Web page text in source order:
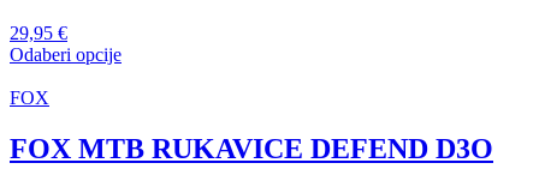
29,95 €
Odaberi opcije
proizvod
više
varijanti.
FOX
FOX MTB RUKAVICE DEFEND D3O